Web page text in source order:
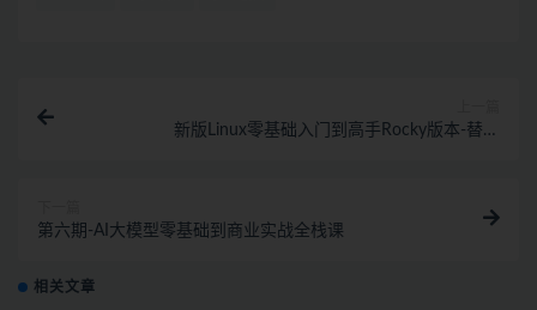
新版Linux零基础入门到高手Rocky版本-替换
第六期-AI大模型零基础到商业实战全栈课
相关文章